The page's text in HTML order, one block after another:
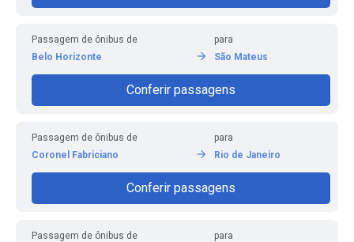
Passagem de ônibus de
Belo Horizonte
para
São Mateus
Conferir passagens
Passagem de ônibus de
Coronel Fabriciano
para
Rio de Janeiro
Conferir passagens
Passagem de ônibus de
para